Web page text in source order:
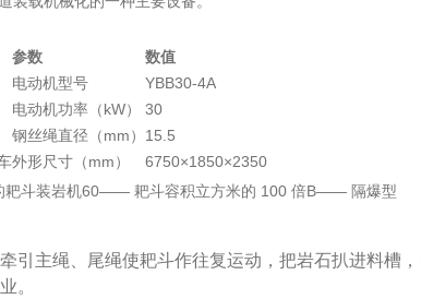
参数
数值
电动机型号
YBB30-4A
电动机功率（kW）
30
钢丝绳直径（mm） 15.5
外形尺寸（mm）
6750×1850×2350
斗装岩机60—— 耙斗容积立方米的 100 倍B—— 隔爆型
引主绳、尾绳使耙斗作往复运动，把岩石扒进料槽
。